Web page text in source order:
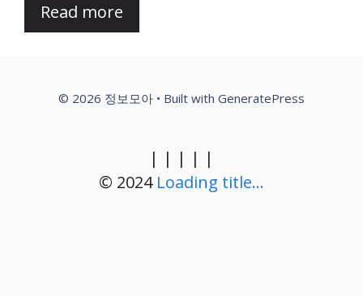
Read more
© 2026 정보모아 • Built with GeneratePress
| | | | |
© 2024 Loading title...